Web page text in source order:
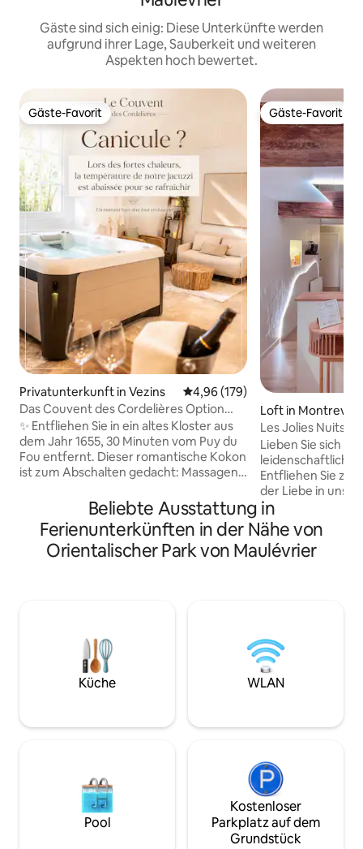
Gäste sind sich einig: Diese Unterkünfte werden
aufgrund ihrer Lage, Sauberkeit und weiteren
Aspekten hoch bewertet.
Gäste-Favorit
Gäste-Favorit
Privatunterkunft in Vezins Durchschnittliche Bewertung:
4,96 (179)
Das Couvent des Cordelières Option
SPA & Abendessen
✨ Entfliehen Sie in ein altes Kloster aus
dem Jahr 1655, 30 Minuten vom Puy du
Fou entfernt. Dieser romantische Kokon
ist zum Abschalten gedacht: Massagen,
und viele Erlebnisse zu zweit. Optional
(+80 €/Nacht am Wochenende oder an
Feiertagen, sonst +50 €/Nacht) können
Sie einen privaten Whirlpool für eine
Gäste-Favorit
Gäste-Favorit
Loft in
e
Les Jolies Nuits |
Lieben Sie sich
leidenschaftlich...
Entfliehen Sie zu
der Liebe in
Entspannen Sie
entspannen Sie
Dusche, wecken
frechen Ecke und
Moment genießen. 45 Minuten
Nantes entfernt.
Beliebte Ausstattung in
Ferienunterkünften in der Nähe von
Orientalischer Park von Maulévrier
Küche WLAN
Pool
Kostenloser
Parkplatz auf dem
Grundstück